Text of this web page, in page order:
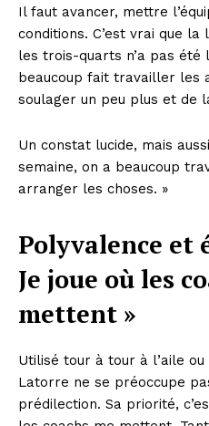
Il faut avancer, mettre
conditions. C’est vrai que
les trois-quarts n’a pas été
beaucoup fait travailler les
soulager un peu plus et de
Un constat lucide, mais
semaine, on a beaucoup
arranger les choses. »
Polyvalence et
Je joue où les
mettent »
Utilisé tour à tour à l’aile
Latorre ne se préoccupe
prédilection. Sa priorité,